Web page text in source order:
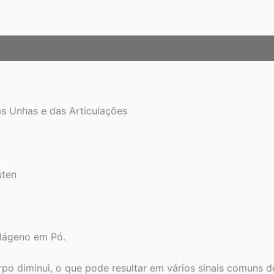
Unhas e das Articulações
em Pó.
diminui, o que pode resultar em vários sinais comuns